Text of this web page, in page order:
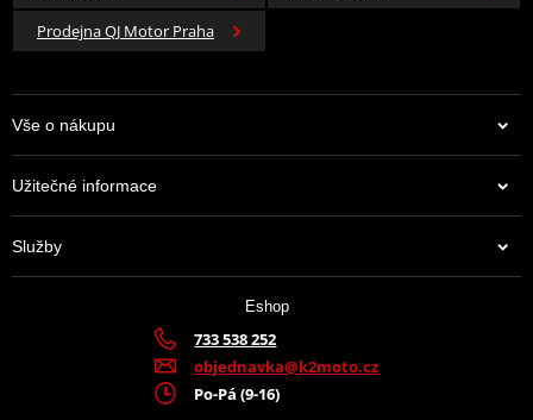
Prodejna QJ Motor Praha
Vše o nákupu
Užitečné informace
Služby
Eshop
733 538 252
objednavka@k2moto.cz
Po-Pá (9-16)